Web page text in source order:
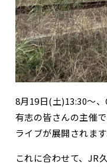
8月19日(土)13:30〜
有志の皆さんの主催
ライブが展開されます
これに合わせて、JR